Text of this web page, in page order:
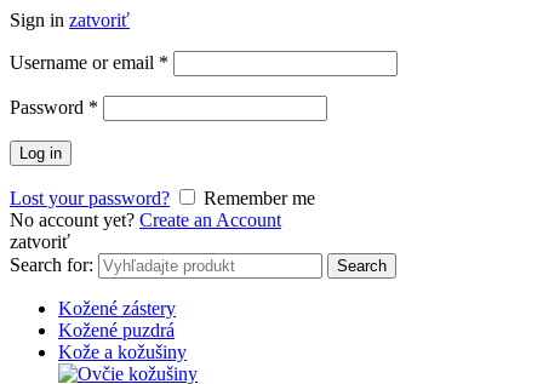
Sign in zatvoriť
Username or email *
Password *
Log in
Lost your password?
Remember me
No account yet? Create an Account
zatvoriť
Search for:
Search
Kožené zástery
Kožené puzdrá
Kože a kožušiny